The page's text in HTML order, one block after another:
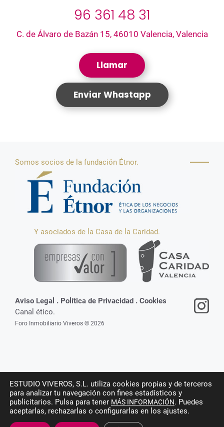
96 361 48 31
C. de Álvaro de Bazán 15, 46010 Valencia, Valencia
Llamar
Enviar Whastapp
Somos socios de la fundación Étnor.
Y asociados de la Casa de la Caridad.
Aviso Legal . Política de Privacidad . Cookies
Canal ético.
Foro Inmobiliario Viveros © 2026
ESTUDIO VIVEROS, S.L. utiliza cookies propias y de terceros
para analizar tu navegación con fines estadísticos y
publicitarios. Pulsa para tener MÁS INFORMACIÓN. Puedes
aceptarlas, rechazarlas o configurarlas en los ajustes.